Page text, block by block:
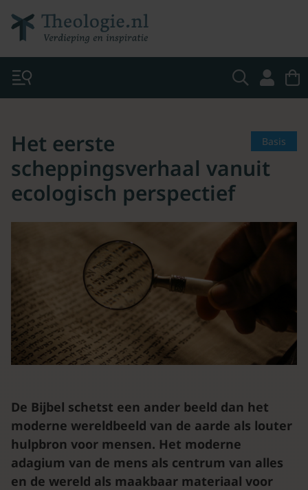
Basis
Het eerste
scheppingsverhaal vanuit
ecologisch perspectief
De Bijbel schetst een ander beeld dan het
moderne wereldbeeld van de aarde als louter
hulpbron voor mensen. Het moderne
adagium van de mens als centrum van alles
en de wereld als maakbaar materiaal voor